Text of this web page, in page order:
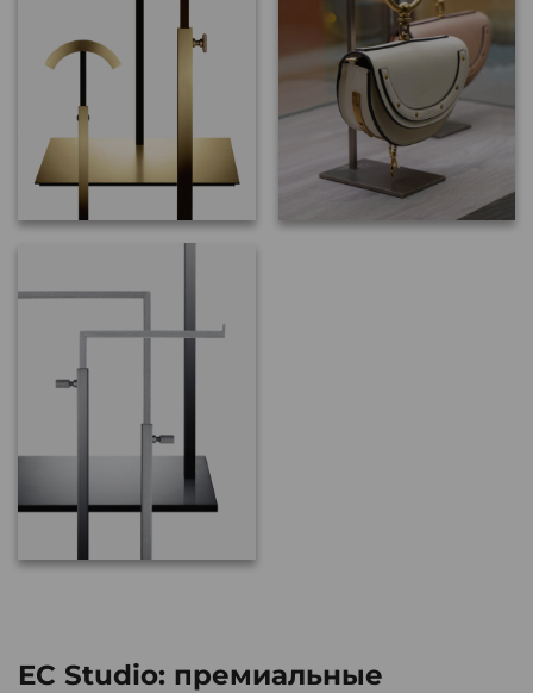
EC Studio: премиальные